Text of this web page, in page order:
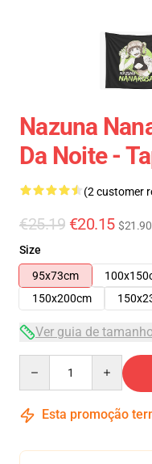
Nazuna
Da Noite -
(2 customer
€25.19 €20.15 $21.90
Size
95x73cm
150x200cm
Ver guia de
Esta promoção